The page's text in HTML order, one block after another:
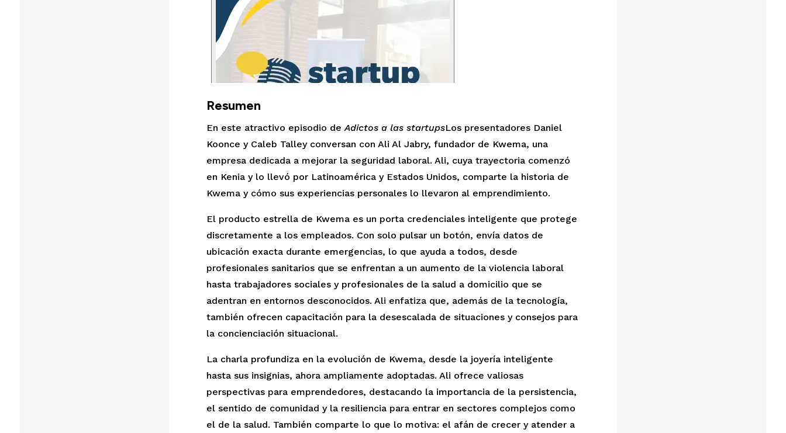
Resumen
En este atractivo episodio de Adictos a las startupsLos presentadores Daniel
Koonce y Caleb Talley conversan con Ali Al Jabry, fundador de Kwema, una
empresa dedicada a mejorar la seguridad laboral. Ali, cuya trayectoria comenzó
en Kenia y lo llevó por Latinoamérica y Estados Unidos, comparte la historia de
Kwema y cómo sus experiencias personales lo llevaron al emprendimiento.
El producto estrella de Kwema es un porta credenciales inteligente que protege
discretamente a los empleados. Con solo pulsar un botón, envía datos de
ubicación exacta durante emergencias, lo que ayuda a todos, desde
profesionales sanitarios que se enfrentan a un aumento de la violencia laboral
hasta trabajadores sociales y profesionales de la salud a domicilio que se
adentran en entornos desconocidos. Ali enfatiza que, además de la tecnología,
también ofrecen capacitación para la desescalada de situaciones y consejos para
la concienciación situacional.
La charla profundiza en la evolución de Kwema, desde la joyería inteligente
hasta sus insignias, ahora ampliamente adoptadas. Ali ofrece valiosas
perspectivas para emprendedores, destacando la importancia de la persistencia,
el sentido de comunidad y la resiliencia para entrar en sectores complejos como
el de la salud. También comparte lo que lo motiva: el afán de crecer y atender a